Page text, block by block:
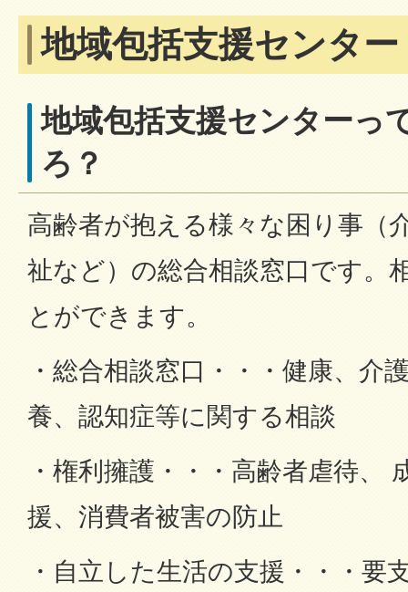
地域包括支援センター
地域包括支援センターっ
ろ？
高齢者が抱える様々な困り事（
祉など）の総合相談窓口です。
とができます。
・総合相談窓口・・・健康、介
養、認知症等に関する相談
・権利擁護・・・高齢者虐待、
援、消費者被害の防止
・自立した生活の支援・・・要